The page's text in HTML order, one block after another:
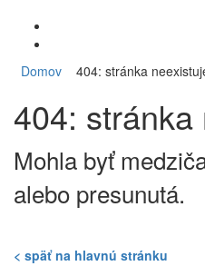
Domov 404: stránka
404: stránka
Mohla byť
alebo presunutá.
< späť na hlavnú stránku